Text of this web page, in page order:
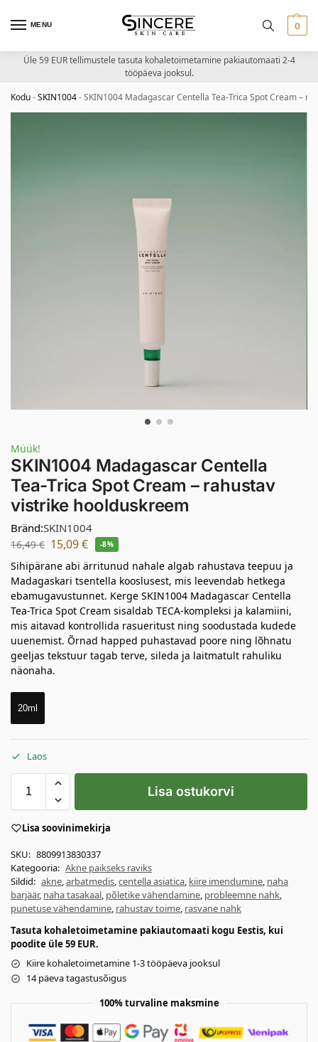
MENU 0
Üle 59 EUR tellimustele tasuta kohaletoimetamine pakiautomaati 2-4
tööpäeva jooksul.
Kodu-SKIN1004-SKIN1004 Madagascar Centella Tea-Trica Spot Cream –
Müük!
SKIN1004 Madagascar Centella
Tea-Trica Spot Cream – rahustav
vistrike hoolduskreem
Bränd:SKIN1004
16,49€ 15,09€ -8%
Sihipärane abi ärritunud nahale algab rahustava teepuu ja
Madagaskari tsentella kooslusest, mis leevendab hetkega
ebamugavustunnet. Kerge SKIN1004 Madagascar Centella
Tea-Trica Spot Cream sisaldab TECA-kompleksi ja kalamiini,
mis aitavad kontrollida rasueritust ning soodustada kudede
uuenemist. Õrnad happed puhastavad poore ning lõhnatu
geeljas tekstuur tagab terve, sileda ja laitmatult rahuliku
näonaha.
20ml
Laos
Lisa ostukorvi
Lisa soovinimekirja
SKU: 8809913830337
Kategooria: Akne paikseks raviks
Sildid: akne,arbatmedis,centella asiatica, kiire imendumine, naha
barjäär, naha tasakaal, põletike vähendamine, probleemne nahk,
punetuse vähendamine, rahustav toime, rasvane nahk
Tasuta kohaletoimetamine pakiautomaati kogu Eestis, kui
poodite üle 59 EUR.
Kiire kohaletoimetamine 1-3 tööpäeva jooksul
14 päeva tagastusõigus
100% turvaline maksmine